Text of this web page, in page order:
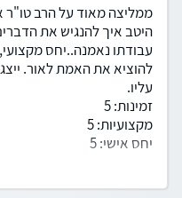
ממליצה מאוד על הרב טו"ר
היטב איך להנגיש את
עבודתו נאמנה..יחס
להוציא את האמת לאור.
עליו.
זמינות: 5
מקצועיות: 5
יחס אישי: 5